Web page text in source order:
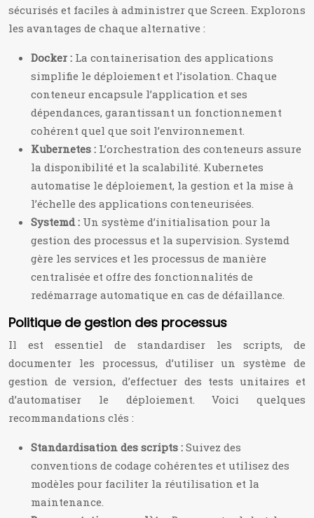
sécurisés et faciles à administrer que Screen. Explorons
les avantages de chaque alternative :
Docker : La containerisation des applications
simplifie le déploiement et l’isolation. Chaque
conteneur encapsule l’application et ses
dépendances, garantissant un fonctionnement
cohérent quel que soit l’environnement.
Kubernetes : L’orchestration des conteneurs assure
la disponibilité et la scalabilité. Kubernetes
automatise le déploiement, la gestion et la mise à
l’échelle des applications conteneurisées.
Systemd : Un système d’initialisation pour la
gestion des processus et la supervision. Systemd
gère les services et les processus de manière
centralisée et offre des fonctionnalités de
redémarrage automatique en cas de défaillance.
Politique de gestion des processus
Il est essentiel de standardiser les scripts, de
documenter les processus, d’utiliser un système de
gestion de version, d’effectuer des tests unitaires et
d’automatiser le déploiement. Voici quelques
recommandations clés :
Standardisation des scripts : Suivez des
conventions de codage cohérentes et utilisez des
modèles pour faciliter la réutilisation et la
maintenance.